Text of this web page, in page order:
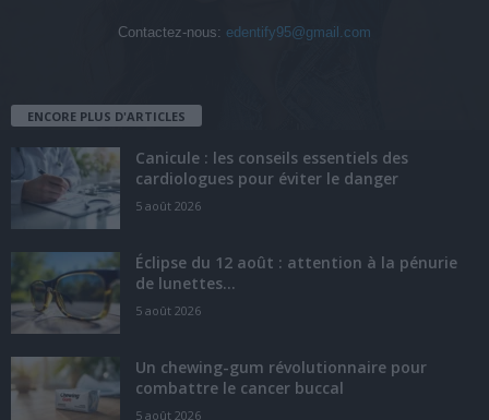
Contactez-nous: edentify95@gmail.com
ENCORE PLUS D'ARTICLES
Canicule : les conseils essentiels des
cardiologues pour éviter le danger
5 août 2026
Éclipse du 12 août : attention à la pénurie
de lunettes...
5 août 2026
Un chewing-gum révolutionnaire pour
combattre le cancer buccal
5 août 2026